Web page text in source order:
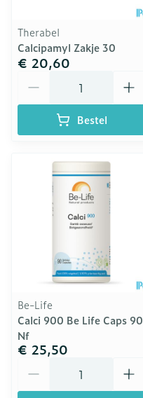
Therabel
Calcipamyl Zakje 30
€ 20,60
Bestel
Be-Life
Calci 900 Be Life Caps 90
Nf
€ 25,50